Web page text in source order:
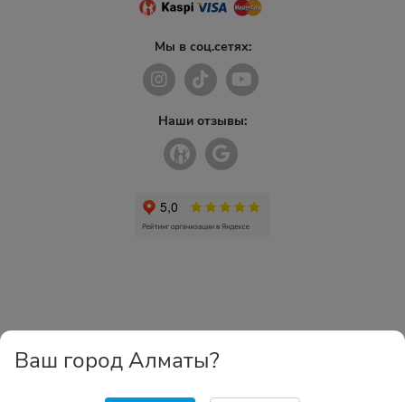
Мы в соц.сетях:
Наши отзывы:
Ваш город Алматы?